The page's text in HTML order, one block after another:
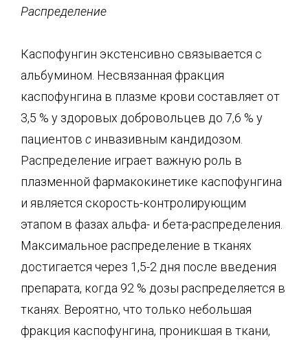
Распределение
Каспофунгин экстенсивно связывается с
альбумином. Несвязанная фракция
каспофунгина в плазме крови составляет от
3,5 % у здоровых добровольцев до 7,6 % у
пациентов с инвазивным кандидозом.
Распределение играет важную роль в
плазменной фармакокинетике каспофунгина
и является скорость-контролирующим
этапом в фазах альфа- и бета-распределения.
Максимальное распределение в тканях
достигается через 1,5-2 дня после введения
препарата, когда 92 % дозы распределяется в
тканях. Вероятно, что только небольшая
фракция каспофунгина, проникшая в ткани,